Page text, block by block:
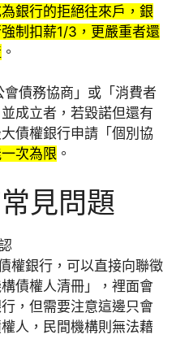
銀行的拒絕往來戶，銀
制扣薪1/3，更嚴重者還
。
債務協商」或「消費者
成立者，若毀諾但還有
債權銀行申請「個別協
次為限 。
見問題
權銀行，可以直接向聯徵
債權人清冊」，裡面會
，但需要注意這邊只會
人，民間機構則無法藉